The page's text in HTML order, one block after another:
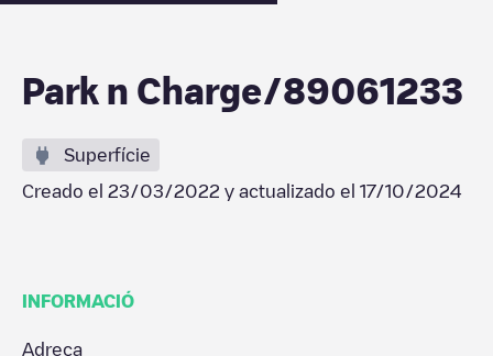
Park n Charge/89061233
Superfície
Creado el 23/03/2022 y actualizado el 17/10/2024
INFORMACIÓ
Adreça